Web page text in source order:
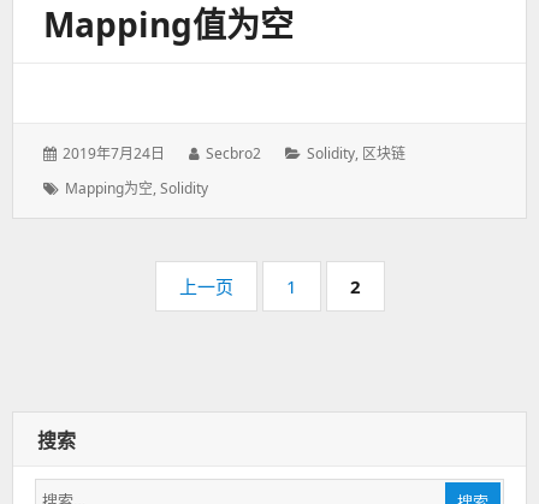
Mapping值为空
发
于：
2019年7月24日
作
Secbro2
分
Solidity, 区块链
标
Mapping为空,Solidity
上一页
页
码：
1
页
码：
2
搜索
搜